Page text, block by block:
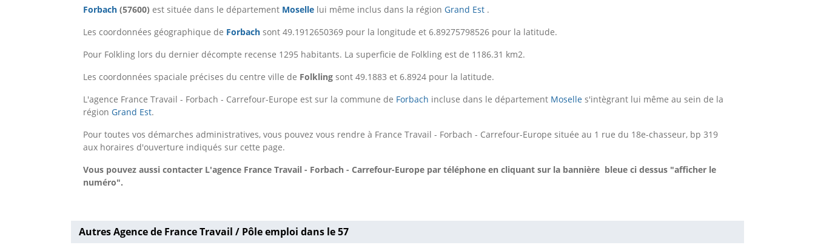
Forbach (57600) est située dans le département Moselle lui même inclus dans la région Grand Est .
Les coordonnées géographique de Forbach sont 49.1912650369 pour la longitude et 6.89275798526 pour la latitude.
Pour Folkling lors du dernier décompte recense 1295 habitants. La superficie de Folkling est de 1186.31 km2.
Les coordonnées spaciale précises du centre ville de Folkling sont 49.1883 et 6.8924 pour la latitude.
L'agence France Travail - Forbach - Carrefour-Europe est sur la commune de Forbach incluse dans le département Moselle s'intègrant lui même au sein de la
région Grand Est.
Pour toutes vos démarches administratives, vous pouvez vous rendre à France Travail - Forbach - Carrefour-Europe située au 1 rue du 18e-chasseur, bp 319
aux horaires d'ouverture indiqués sur cette page.
Vous pouvez aussi contacter L'agence France Travail - Forbach - Carrefour-Europe par téléphone en cliquant sur la bannière bleue ci dessus "afficher le
numéro".
Autres Agence de France Travail / Pôle emploi dans le 57